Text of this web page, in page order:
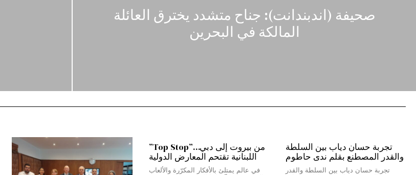
صحيفة (اندبندانت): جناح متشدد يخترق العائلة
المالكة في البحرين
تجربة حسان دياب بين السلطة
والقدر المصطنع بقلم ندى حاطوم
تجربة حسان دياب بين السلطة والقدر
من بيروت إلى دبي…”Top Stop”
اللبنانية تقتحم المعارض الدولية
في عالم يمتلئ بالأفكار المكرّرة والألعاب